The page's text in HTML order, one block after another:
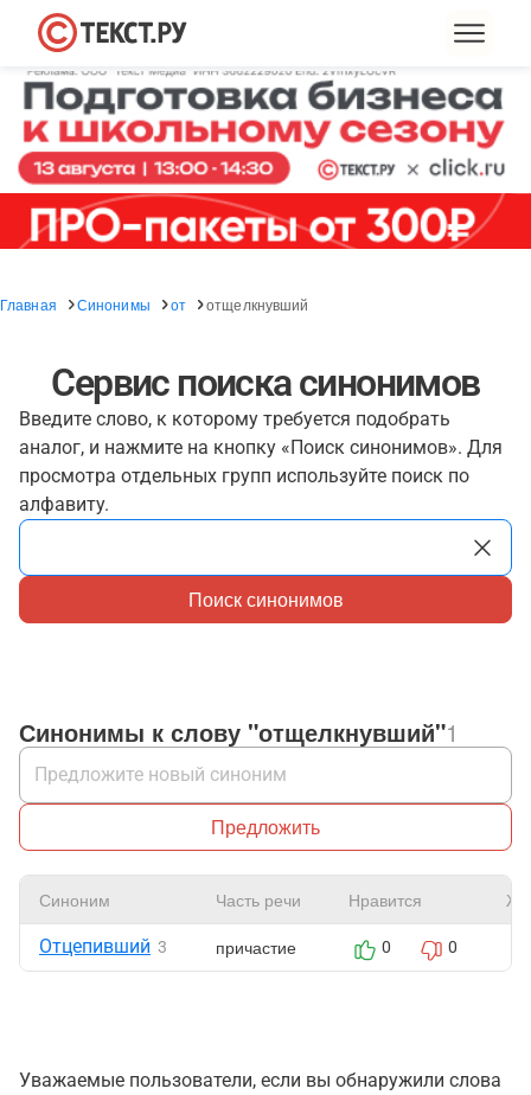
Главная Синонимы от отщелкнувший
Сервис поиска синонимов
Введите слово, к которому требуется подобрать
аналог, и нажмите на кнопку «Поиск синонимов». Для
просмотра отдельных групп используйте поиск по
алфавиту.
Поиск синонимов
Синонимы к слову "отщелкнувший"1
Предложить
Синоним Часть речи Нравится
Отцепивший 3 причастие 0 0
Уважаемые пользователи, если вы обнаружили слова